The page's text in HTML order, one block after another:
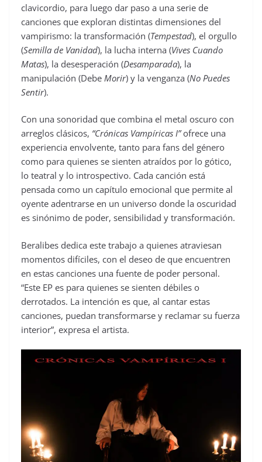
clavicordio, para luego dar paso a una serie de
canciones que exploran distintas dimensiones del
vampirismo: la transformación (Tempestad), el orgullo
(Semilla de Vanidad), la lucha interna (Vives Cuando
Matas), la desesperación (Desamparada), la
manipulación (Debe Morir) y la venganza (No Puedes
Sentir).
Con una sonoridad que combina el metal oscuro con
arreglos clásicos, “Crónicas Vampíricas I”ofrece una
experiencia envolvente, tanto para fans del género
como para quienes se sienten atraídos por lo gótico,
lo teatral y lo introspectivo. Cada canción está
pensada como un capítulo emocional que permite al
oyente adentrarse en un universo donde la oscuridad
es sinónimo de poder, sensibilidad y transformación.
Beralibes dedica este trabajo a quienes atraviesan
momentos difíciles, con el deseo de que encuentren
en estas canciones una fuente de poder personal.
“Este EP es para quienes se sienten débiles o
derrotados. La intención es que, al cantar estas
canciones, puedan transformarse y reclamar su fuerza
interior”, expresa el artista.